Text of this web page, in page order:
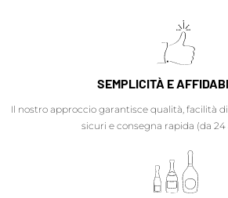
SEMPLICITÀ E
Il nostro approccio garantisce qualità, facilità
sicuri e consegna rapida (da 24